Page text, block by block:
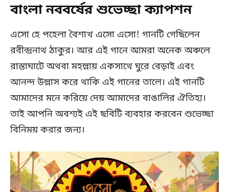
বাংলা নববর্ষের শুভেচ্ছা ক্যাপশন
এসো হে পহেলা বৈশাখ এসো এসো! গানটি গেছিলেন
রবীন্দ্রনাথ ঠাকুর। আর এই গানে আমরা অনেক অঞ্চলে
রাস্তাঘাটে অথবা মহল্লায় একসাথে ঘুরে বেড়াই এবং
আনন্দ উল্লাস করে থাকি এই গানের তালে। এই গানটি
আমাদের মনে করিয়ে দেয় আমাদের বাঙালির ঐতিহ্য।
তাই আপনি অবশ্যই এই ছবিটি ব্যবহার করবেন শুভেচ্ছা
বিনিময় করার জন্য।